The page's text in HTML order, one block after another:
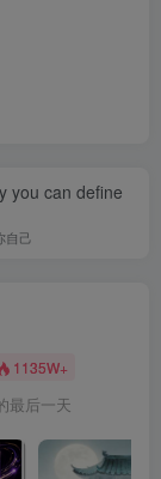
you can define
自己
1135W+
最后一天